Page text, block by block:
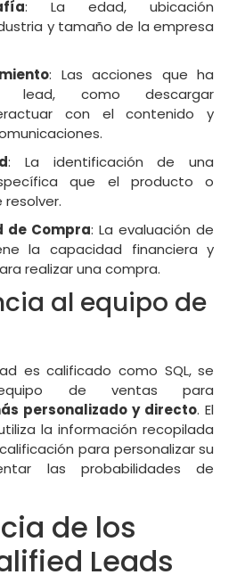
: La edad, ubicación
y tamaño de la empresa
: Las acciones que ha
lead, como descargar
con el contenido y
: La identificación de una
que el producto o
resolver.
de Compra: La evaluación de
la capacidad financiera y
realizar una compra.
al equipo de
es calificado como SQL, se
de ventas para
personalizado y directo. El
la información recopilada
para personalizar su
las probabilidades de
de los
Leads